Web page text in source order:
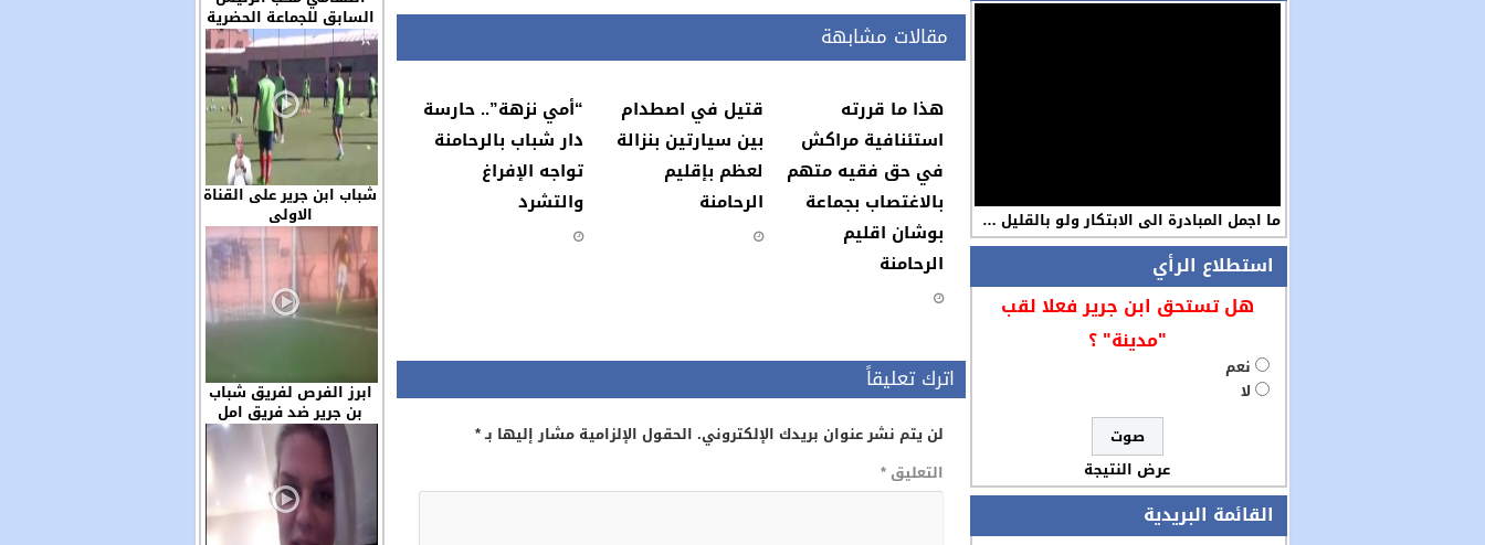
السابق للجماعة الحضرية
ابن جرير حاضر في الجمع
العام للجمعية المغربية
لرؤساء الجماعات الترابية
شباب ابن جرير على القناة
الاولى
ابرز الفرص لفريق شباب
بن جرير ضد فريق امل
سوق السبت والحظ لعب
دورا مهما في خروج
الفريقين بنتيجة التعادل
السلبي
ما اجمل المبادرة الى الابتكار ولو بالقليل …
استطلاع الرأي
هل تستحق ابن جرير فعلا لقب
"مدينة" ؟
نعم
لا
عرض النتيجة
القائمة البريدية
مقالات مشابهة
هذا ما قررته
استئنافية مراكش
في حق فقيه متهم
بالاغتصاب بجماعة
بوشان اقليم
الرحامنة
قتيل في اصطدام
بين سيارتين بنزالة
لعظم بإقليم
الرحامنة
“أمي نزهة”.. حارسة
دار شباب بالرحامنة
تواجه الإفراغ
والتشرد
اترك تعليقاً
لن يتم نشر عنوان بريدك الإلكتروني. الحقول الإلزامية مشار إليها بـ*
التعليق*